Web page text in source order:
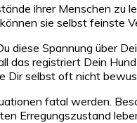
ihrer Menschen zu
sie selbst feinste
diese Spannung über
das registriert Dein
Dir selbst oft nicht
fatal werden.
Erregungszustand